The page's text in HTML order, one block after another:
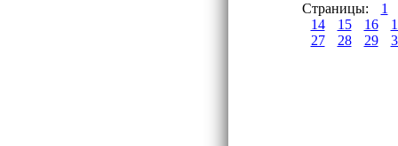
Страницы:
1
14
15 16
27
28 29